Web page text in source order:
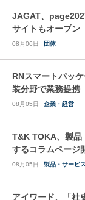
JAGAT、
サイトもオープン
08月06日 団体
RNスマートパッ
装分野で業務提携
08月05日 企業・経営
T&K TOKA、製品
するコラムページ
08月05日 製品・サービス
アイワード、「社